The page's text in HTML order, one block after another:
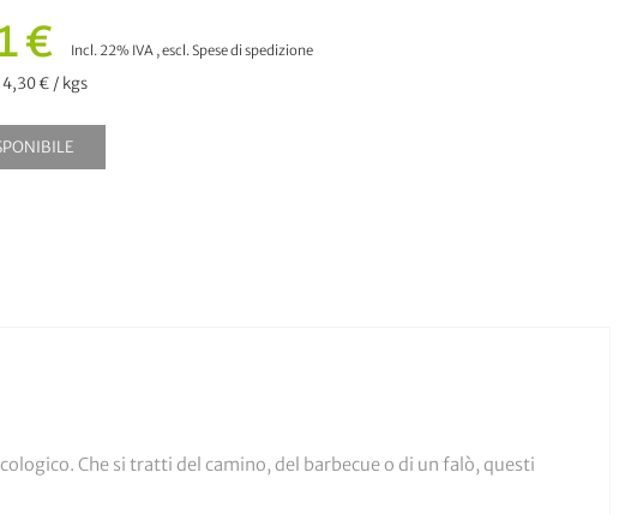
€ Incl. 22% IVA ,escl.Spese di spedizione
4,30 € / kgs
Che si tratti del camino, del barbecue o di un falò, questi